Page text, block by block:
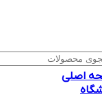
اصلی